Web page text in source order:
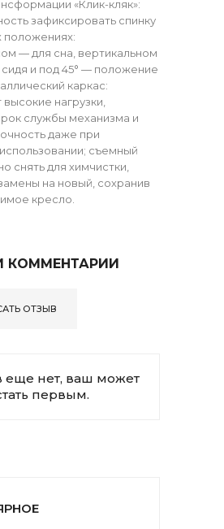
«Клик-кляк»:
зафиксировать спинку
положениях:
— для сна, вертикальном
и под 45° — положение
каркас:
нагрузки,
службы механизма и
даже при
съемный
снять для химчистки,
на новый, сохранив
кресло.
КОММЕНТАРИИ
ОТЗЫВ
еще нет, ваш может
первым.